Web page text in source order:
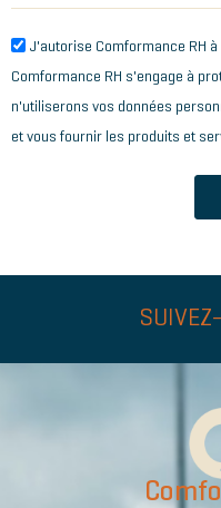
J'autorise Comformance RH
Comformance RH s'engage à
n'utiliserons vos données
et vous fournir les produits et